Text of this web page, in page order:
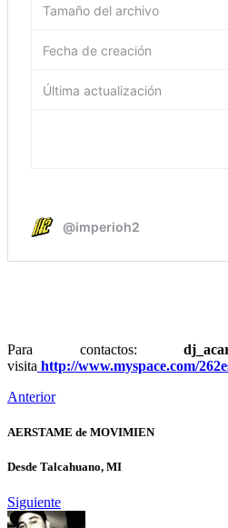
Para contactos:
visita http://www.myspace.com/
Anterior
AERSTAME de MOVIMIEN
Desde Talcahuano, MI
Siguiente